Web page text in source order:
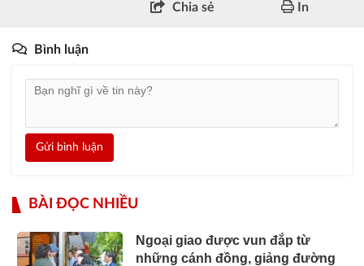
Chia sẻ In
Bình luận
Gửi bình luận
BÀI ĐỌC NHIỀU
Ngoại giao được vun đắp từ
những cánh đồng, giảng đường